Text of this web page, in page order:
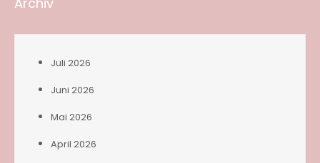
Juli 2026
Juni 2026
Mai 2026
April 2026